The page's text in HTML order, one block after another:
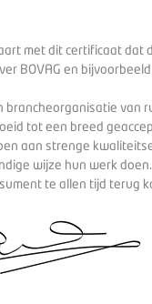
met dit certificaat dat
BOVAG en
brancheorganisatie van
tot een breed
aan strenge
wijze hun werk
te allen tijd terug